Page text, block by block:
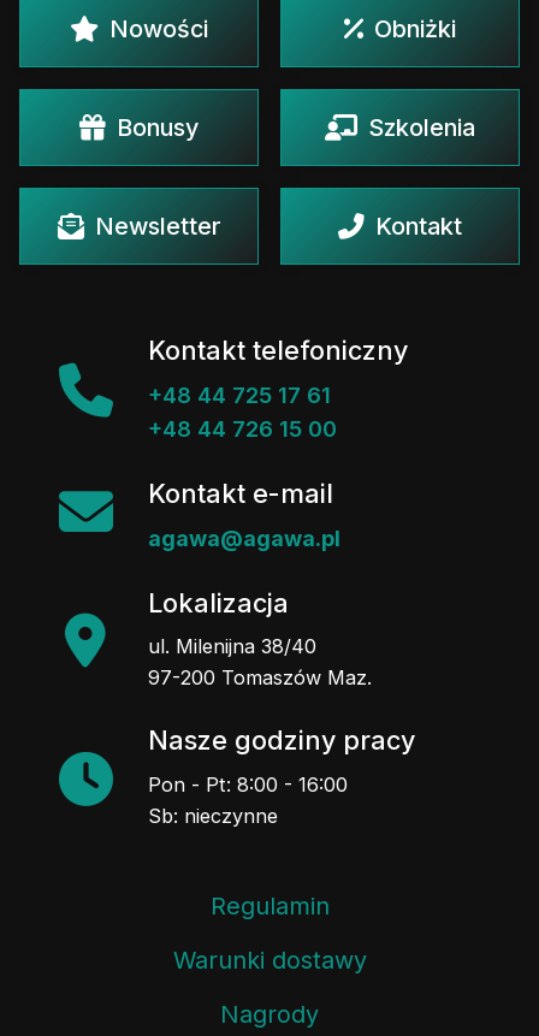
Nowości Obniżki
Bonusy Szkolenia
Newsletter Kontakt
Kontakt telefoniczny
+48 44 725 17 61
+48 44 726 15 00
Kontakt e-mail
agawa@agawa.pl
Lokalizacja
ul. Milenijna 38/40
97-200 Tomaszów Maz.
Nasze godziny pracy
Pon - Pt: 8:00 - 16:00
Sb: nieczynne
Regulamin
Warunki dostawy
Nagrody